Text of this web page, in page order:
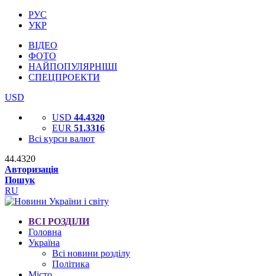
РУС
УКР
ВІДЕО
ФОТО
НАЙПОПУЛЯРНІШІ
СПЕЦПРОЕКТИ
USD
USD 44.4320
EUR 51.3316
Всі курси валют
44.4320
Авторизація
Пошук
RU
ВСІ РОЗДІЛИ
Головна
Україна
Всі новини розділу
Політика